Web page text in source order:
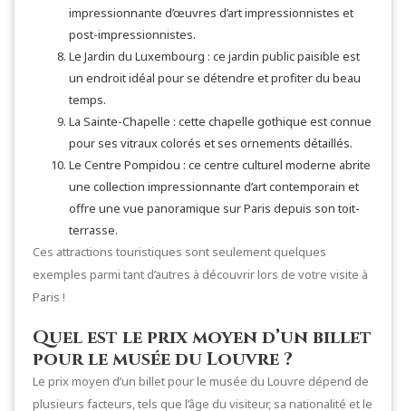
impressionnante d’œuvres d’art impressionnistes et
post-impressionnistes.
Le Jardin du Luxembourg : ce jardin public paisible est
un endroit idéal pour se détendre et profiter du beau
temps.
La Sainte-Chapelle : cette chapelle gothique est connue
pour ses vitraux colorés et ses ornements détaillés.
Le Centre Pompidou : ce centre culturel moderne abrite
une collection impressionnante d’art contemporain et
offre une vue panoramique sur Paris depuis son toit-
terrasse.
Ces attractions touristiques sont seulement quelques
exemples parmi tant d’autres à découvrir lors de votre visite à
Paris !
Quel est le prix moyen d’un billet
pour le musée du Louvre ?
Le prix moyen d’un billet pour le musée du Louvre dépend de
plusieurs facteurs, tels que l’âge du visiteur, sa nationalité et le